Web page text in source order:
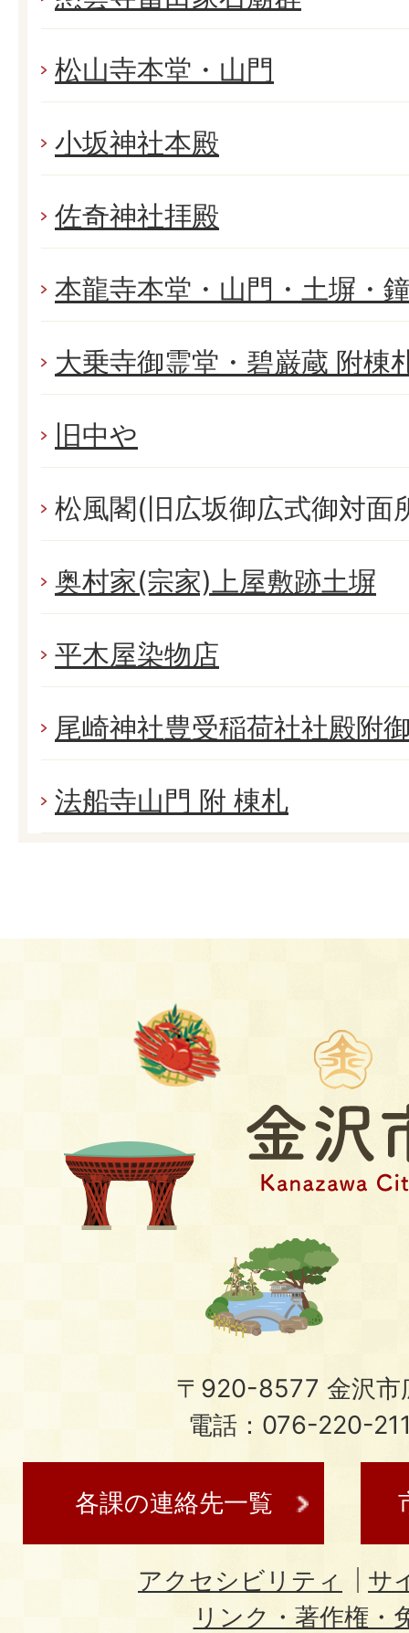
松山寺本堂・山門
小坂神社本殿
佐奇神社拝殿
本龍寺本堂・山門・土塀・
大乗寺御霊堂・碧巌蔵 附棟
旧中や
松風閣(旧広坂御広式御対面
奥村家(宗家)上屋敷跡土塀
平木屋染物店
尾崎神社豊受稲荷社社殿附
法船寺山門 附 棟札
〒920-8577 金沢市
電話：076-220-
各課の連絡先一覧
アクセシビリティ
サ
リンク・著作権・